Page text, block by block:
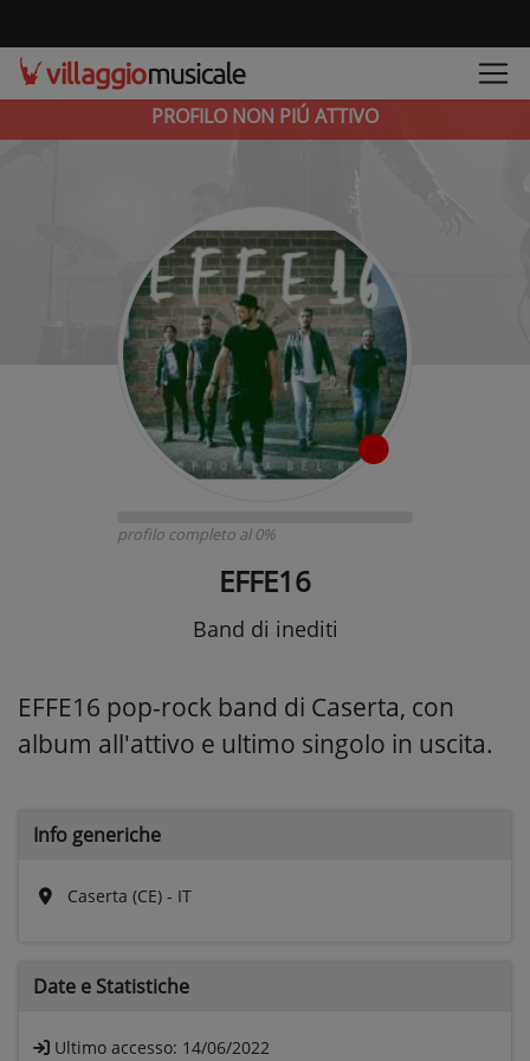
PROFILO NON PIÚ ATTIVO
profilo completo al 0%
EFFE16
Band di inediti
EFFE16 pop-rock band di Caserta, con
album all'attivo e ultimo singolo in uscita.
Info generiche
Caserta (CE) - IT
Date e Statistiche
Ultimo accesso: 14/06/2022